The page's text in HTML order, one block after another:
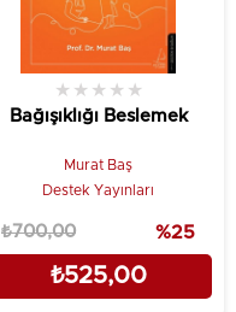
Bağışıklığı Beslemek
★ ★ ★ ★ ★
Murat Baş
Destek Yayınları
₺525,00
₺700,00 %25